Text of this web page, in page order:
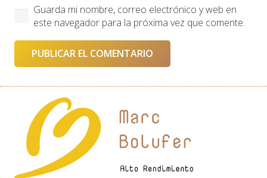
Guarda mi nombre, correo electrónico y web en
este navegador para la próxima vez que comente.
PUBLICAR EL COMENTARIO